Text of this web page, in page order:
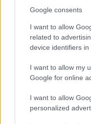
Google consents
I want to allow
related to
device identifiers in
I want to allow my
Google for online
I want to allow
personalized
NL Newz